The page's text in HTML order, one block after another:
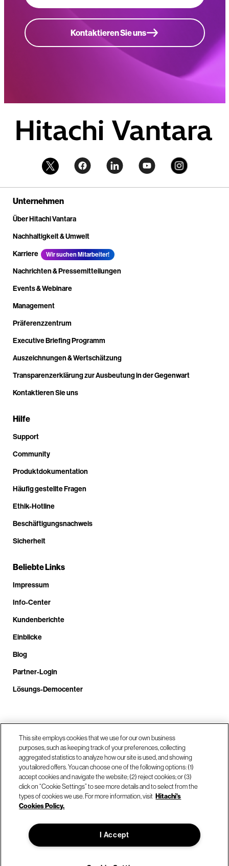
Kontaktieren Sie uns
Unternehmen
Über Hitachi Vantara
Nachhaltigkeit & Umwelt
Karriere
Wir suchen Mitarbeiter!
Nachrichten & Pressemitteilungen
Events & Webinare
Management
Präferenzzentrum
Executive Briefing Programm
Auszeichnungen & Wertschätzung
Transparenzerklärung zur Ausbeutung in der Gegenwart
Kontaktieren Sie uns
Hilfe
Support
Community
Produktdokumentation
Häufig gestellte Fragen
Ethik-Hotline
Beschäftigungsnachweis
Sicherheit
Beliebte Links
Impressum
Info-Center
Kundenberichte
Einblicke
Blog
Partner-Login
Lösungs-Democenter
Unsere Standorte
Kontaktieren Sie uns
© Hitachi Vantara LLC 2026. Alle Rechte vorbehalten.
Nutzungsbedingungen
Datenschutzerklärung
Rechtliches
This site employs cookies that we use for our own business
purposes, such as keeping track of your preferences, collecting
aggregated statistics to analyze how our site is used, and showing
you tailored offers. You can choose one of the following options: (1)
accept cookies and navigate the website; (2) reject cookies; or (3)
click on “Cookie Settings” to see more details and to select from the
types of cookies we use. For more information, visit Hitachi's
Cookies Policy.
I Accept